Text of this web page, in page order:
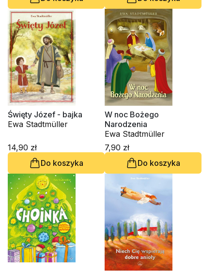
Święty Józef - bajka
Ewa Stadtmüller
14,90 zł
Do koszyka
W noc Bożego
Narodzenia
Ewa Stadtmüller
7,90 zł
Do koszyka